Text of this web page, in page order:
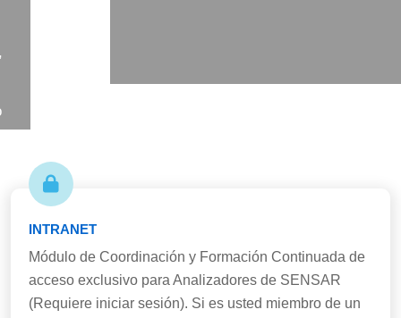
INTRANET
Módulo de Coordinación y Formación Continuada de
acceso exclusivo para Analizadores de SENSAR
(Requiere iniciar sesión). Si es usted miembro de un